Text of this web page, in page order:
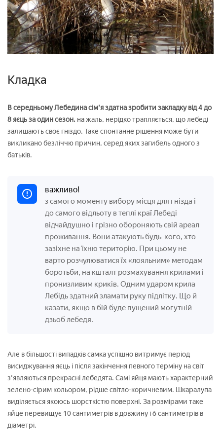
Кладка
В середньому Лебедина сім'я здатна зробити закладку від 4 до
8 яєць за один сезон. на жаль, нерідко трапляється, що лебеді
залишають своє гніздо. Таке спонтанне рішення може бути
викликано безліччю причин, серед яких загибель одного з
батьків.
важливо!
з самого моменту вибору місця для гнізда і
до самого відльоту в теплі краї Лебеді
відчайдушно і грізно обороняють свій ареал
проживання. Вони атакують будь-кого, хто
зазіхне на їхню територію. При цьому не
варто розчулюватися їх «лояльним» методам
боротьби, на кшталт розмахування крилами і
пронизливим криків. Одним ударом крила
Лебідь здатний зламати руку підлітку. Що й
казати, якщо в бій буде пущений могутній
дзьоб лебедя.
Але в більшості випадків самка успішно витримує період
висиджування яєць і після закінчення певного терміну на світ
з'являються прекрасні лебедята. Самі яйця мають характерний
зелено-сірим кольором, рідше світло-коричневим. Шкаралупа
виділяється якоюсь шорсткістю поверхні. За розмірами таке
яйце перевищує 10 сантиметрів в довжину і 6 сантиметрів в
діаметрі.